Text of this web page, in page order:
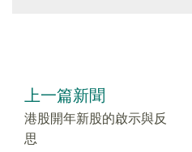
上一篇新聞
港股開年新股的啟示與反
思